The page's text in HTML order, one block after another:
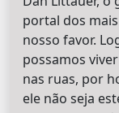
portal dos
nosso favor.
possamos
nas ruas, por
ele não seja